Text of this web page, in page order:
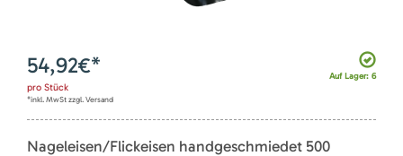
Auf Lager: 6
54,92€*
pro Stück
*inkl. MwSt zzgl. Versand
Nageleisen/Flickeisen handgeschmiedet 500